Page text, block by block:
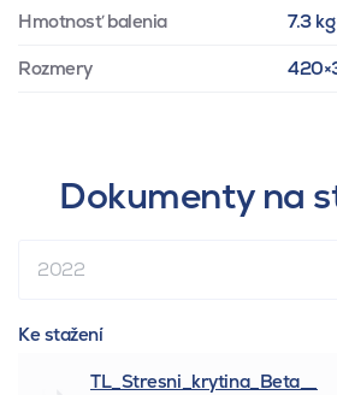
Hmotnosť balenia 7.3 kg
Rozmery
Dokumenty na
2022
Ke stažení
TL_Stresni_krytina_Beta__